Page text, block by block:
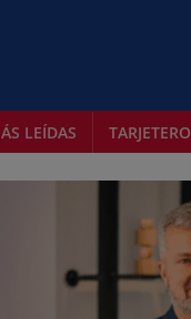
LEÍDAS TARJETERO